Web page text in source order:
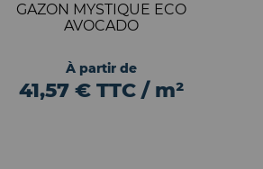
GAZON MYSTIQUE ECO
AVOCADO
À partir de
41,57 € TTC / m²